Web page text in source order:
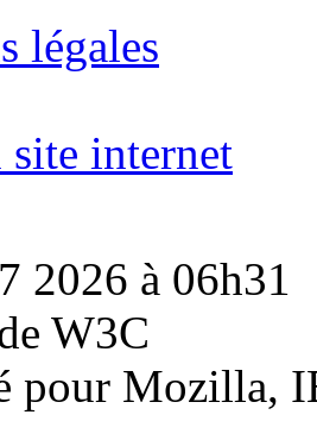
légales
site internet
2026 à 06h31
W3C
pour Mozilla,